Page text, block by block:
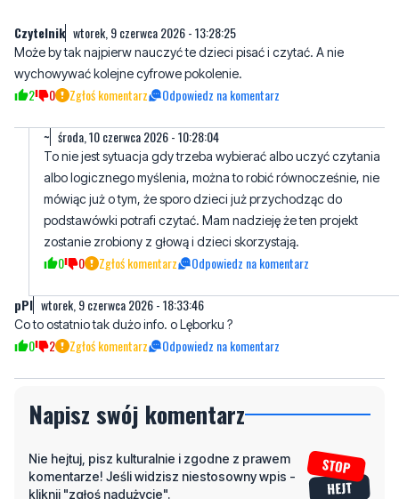
2 0 Zgłoś komentarz Odpowiedz na komentarz
~ środa, 10 czerwca 2026 - 10:28:04
To nie jest sytuacja gdy trzeba wybierać albo uczyć czytania
mówiąc już o tym, że sporo dzieci już przychodząc do
podstawówki potrafi czytać. Mam nadzieję że ten projekt
zostanie zrobiony z głową i dzieci skorzystają.
0 0 Zgłoś komentarz Odpowiedz na komentarz
wtorek, 9 czerwca 2026 - 18:33:46
Co to ostatnio tak dużo info. o Lęborku ?
Napisz swój komentarz
komentarze! Jeśli widzisz niestosowny wpis -
kliknij "zgłoś nadużycie".
Imię / Podpis